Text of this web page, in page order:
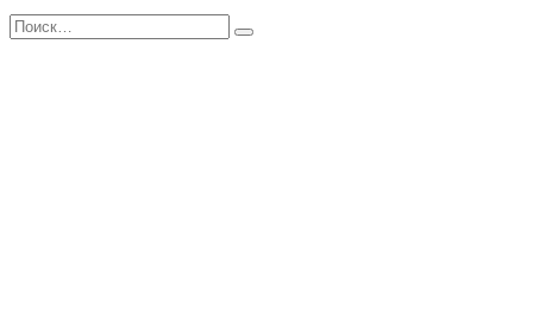
Перейти
Search